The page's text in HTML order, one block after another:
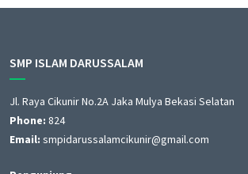
SMP ISLAM DARUSSALAM
Jl. Raya Cikunir No.2A Jaka Mulya Bekasi Selatan
Phone: 824
Email: smpidarussalamcikunir@gmail.com